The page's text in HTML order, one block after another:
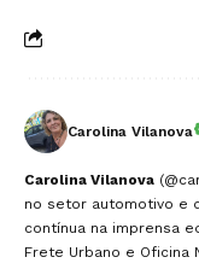
Carolina Vilanova
Carolina Vilanova
no setor automotivo e
contínua na imprensa
Frete Urbano e Oficina